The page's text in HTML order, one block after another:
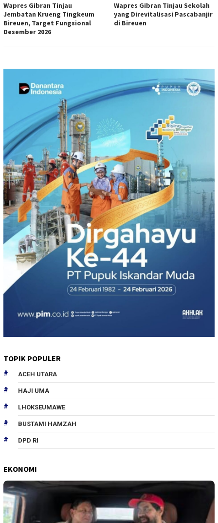
Wapres Gibran Tinjau
Jembatan Krueng Tingkeum
Bireuen, Target Fungsional
Desember 2026
Wapres Gibran Tinjau Sekolah
yang Direvitalisasi Pascabanjir
di Bireuen
TOPIK POPULER
ACEH UTARA
HAJI UMA
LHOKSEUMAWE
BUSTAMI HAMZAH
DPD RI
EKONOMI